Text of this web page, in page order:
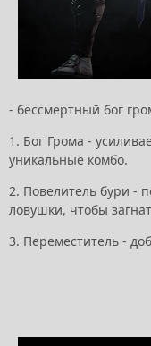
- бессмертный бог
1. Бог Грома -
уникальные комбо.
2. Повелитель бури -
ловушки, чтобы
3. Переместитель -